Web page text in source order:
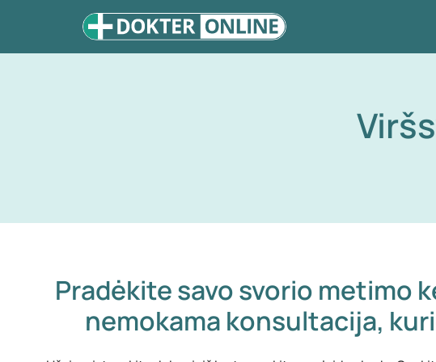
Pradėkite savo svorio metimo
nemokama konsultacija,